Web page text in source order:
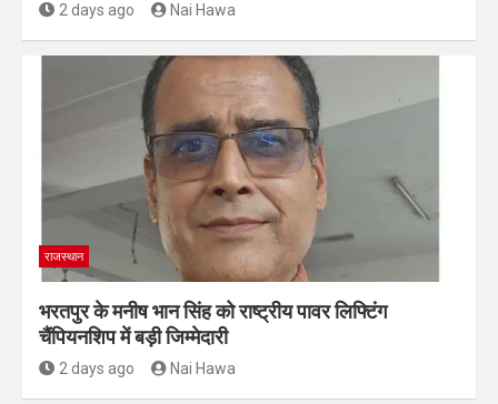
2 days ago Nai Hawa
राजस्थान
भरतपुर के मनीष भान सिंह को राष्ट्रीय पावर लिफ्टिंग
चैंपियनशिप में बड़ी जिम्मेदारी
2 days ago Nai Hawa